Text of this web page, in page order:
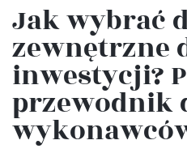
Jak wybrać
zewnętrzne
inwestycji?
przewodnik